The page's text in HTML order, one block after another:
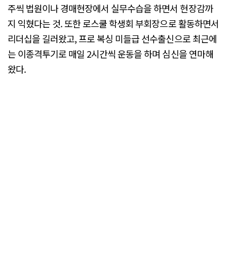
주씩 법원이나 경매현장에서 실무수습을 하면서 현장감까
지 익혔다는 것. 또한 로스쿨 학생회 부회장으로 활동하면서
리더십을 길러왔고, 프로 복싱 미들급 선수출신으로 최근에
는 이종격투기로 매일 2시간씩 운동을 하며 심신을 연마해
왔다.